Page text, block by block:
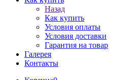
Назад
Как купить
Условия оплаты
Условия доставки
Гарантия на товар
Галерея
Контакты